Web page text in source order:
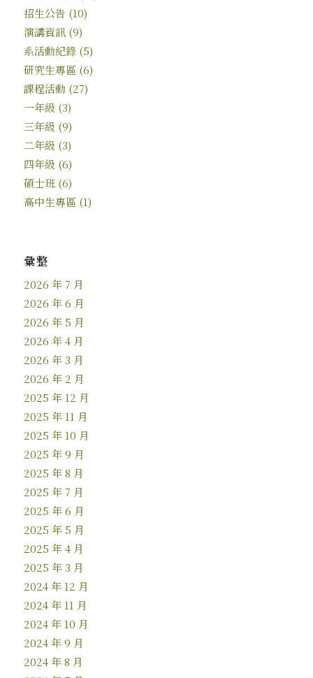
招生公告 (10)
演講資訊(9)
系活動紀錄(5)
研究生專區 (6)
課程活動 (27)
一年級 (3)
三年級 (9)
二年級 (3)
四年級 (6)
碩士班(6)
高中生專區 (1)
彙整
2026 年 7 月
2026 年 6 月
2026 年 5 月
2026 年 4 月
2026 年 3 月
2026 年 2 月
2025 年 12 月
2025 年 11 月
2025 年 10 月
2025 年 9 月
2025 年 8 月
2025 年 7 月
2025 年 6 月
2025 年 5 月
2025 年 4 月
2025 年 3 月
2024 年 12 月
2024 年 11 月
2024 年 10 月
2024 年 9 月
2024 年 8 月